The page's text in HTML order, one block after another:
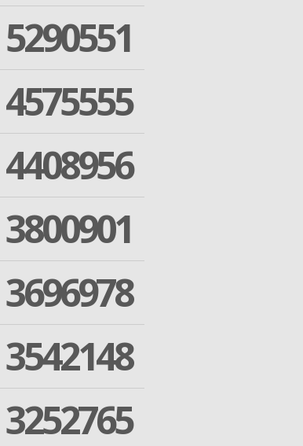
5290551
4575555
4408956
3800901
3696978
3542148
3252765